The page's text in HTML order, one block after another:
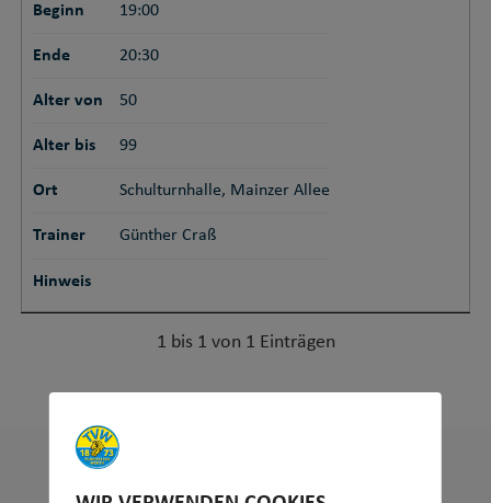
Beginn 19:00
Ende 20:30
Alter von 50
Alter bis 99
Ort Schulturnhalle, Mainzer Allee
Trainer Günther Craß
Hinweis
1 bis 1 von 1 Einträgen